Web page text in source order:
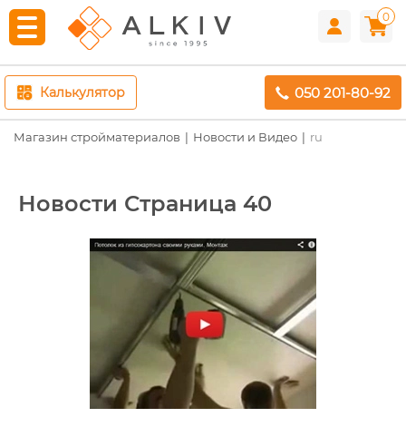
0
Калькулятор 050 201-80-92
Магазин стройматериалов Новости и Видео ru
Новости Страница 40